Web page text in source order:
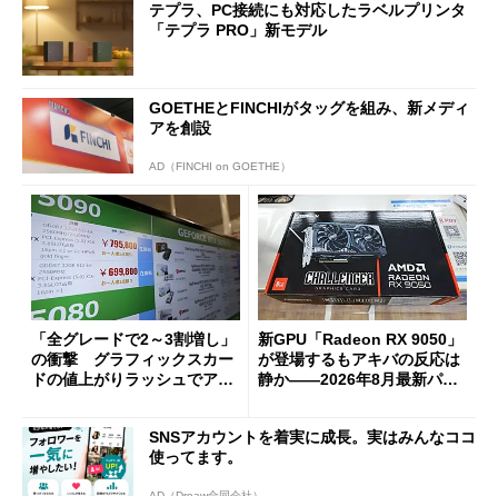
テプラ、PC接続にも対応したラベルプリンタ
「テプラ PRO」新モデル
GOETHEとFINCHIがタッグを組み、新メディ
アを創設
AD（FINCHI on GOETHE）
「全グレードで2～3割増し」
の衝撃 グラフィックスカー
ドの値上がりラッシュでアキ
新GPU「Radeon RX 9050」
が登場するもアキバの反応は
静か――2026年8月最新パー
SNSアカウントを着実に成長。実はみんなココ
使ってます。